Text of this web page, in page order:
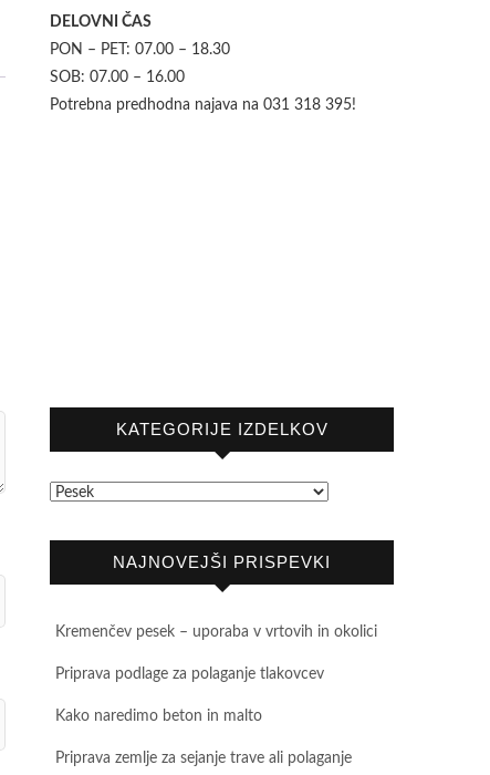
DELOVNI ČAS
PON – PET: 07.00 – 18.30
SOB: 07.00 – 16.00
Potrebna predhodna najava na 031 318 395!
KATEGORIJE IZDELKOV
NAJNOVEJŠI PRISPEVKI
Kremenčev pesek – uporaba v vrtovih in okolici
Priprava podlage za polaganje tlakovcev
Kako naredimo beton in malto
Priprava zemlje za sejanje trave ali polaganje